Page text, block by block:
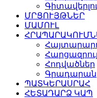
ՄՐՑՈՒՅԹՆԵՐ
ՄԱՄՈՒԼ
Հոդվածներ
Գրադարան
ՊԱՏԿԵՐԱՍՐԱՀ
ՀԵՏԱԴԱՐՁ ԿԱՊ